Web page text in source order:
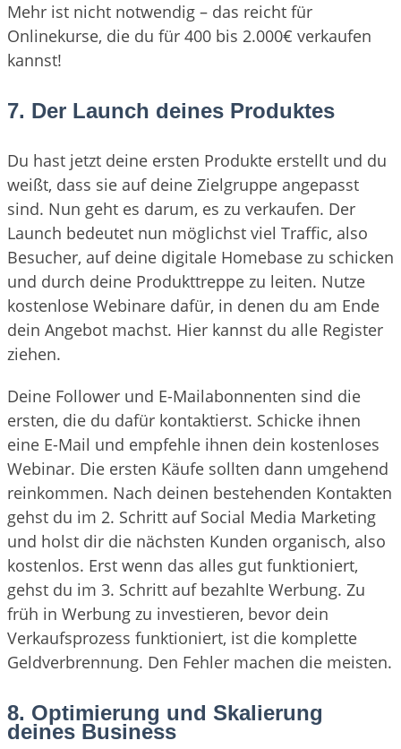
Mehr ist nicht notwendig – das reicht für
Onlinekurse, die du für 400 bis 2.000€ verkaufen
kannst!
7. Der Launch deines Produktes
Du hast jetzt deine ersten Produkte erstellt und du
weißt, dass sie auf deine Zielgruppe angepasst
sind. Nun geht es darum, es zu verkaufen. Der
Launch bedeutet nun möglichst viel Traffic, also
Besucher, auf deine digitale Homebase zu schicken
und durch deine Produkttreppe zu leiten. Nutze
kostenlose Webinare dafür, in denen du am Ende
dein Angebot machst. Hier kannst du alle Register
ziehen.
Deine Follower und E-Mailabonnenten sind die
ersten, die du dafür kontaktierst. Schicke ihnen
eine E-Mail und empfehle ihnen dein kostenloses
Webinar. Die ersten Käufe sollten dann umgehend
reinkommen. Nach deinen bestehenden Kontakten
gehst du im 2. Schritt auf Social Media Marketing
und holst dir die nächsten Kunden organisch, also
kostenlos. Erst wenn das alles gut funktioniert,
gehst du im 3. Schritt auf bezahlte Werbung. Zu
früh in Werbung zu investieren, bevor dein
Verkaufsprozess funktioniert, ist die komplette
Geldverbrennung. Den Fehler machen die meisten.
8. Optimierung und Skalierung
deines Business